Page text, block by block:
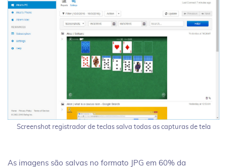
Screenshot registrador de teclas salva todas as capturas de tela
As imagens são salvas no formato JPG em 60% da